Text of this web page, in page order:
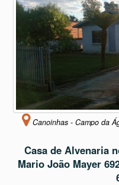
Canoinhas - Campo da
Casa de Alvenaria
Mario João Mayer